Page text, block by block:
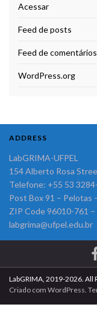
Acessar
Feed de posts
Feed de comentários
WordPress.org
ADDRESS
LabGRIMA-UFPEL
154 Alberto Rosa
Telefone: +55 53
Post Box 91 – Pelotas
ZIP Code 96010-761 –
labgrima@ufpel.edu.br
LabGRIMA, 2019-2026. All
Criado com WordPress .